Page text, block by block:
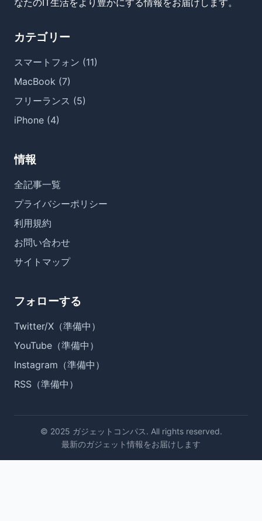
なたのIT生活をより豊かにする情報をお届けします。
カテゴリー
スマートフォン (11)
MacBook (7)
フリーランス (5)
iPhone (4)
情報
全記事一覧
プライバシーポリシー
利用規約
お問い合わせ
サイトマップ
フォローする
Twitter/X（準備中）
YouTube（準備中）
Instagram（準備中）
RSS（準備中）
© 2025 ガジェットコンパス. All rights reserved.
最新のガジェット情報をお届けします